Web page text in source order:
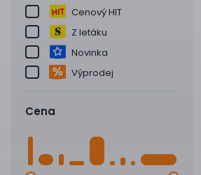
Cenový HIT
Z letáku
Novinka
Výprodej
Cena